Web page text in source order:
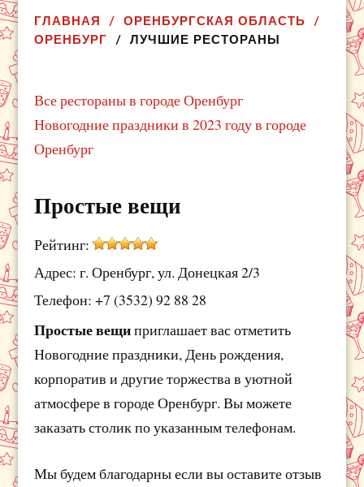
ГЛАВНАЯ
ОРЕНБУРГСКАЯ ОБЛАСТЬ
ОРЕНБУРГ
ЛУЧШИЕ РЕСТОРАНЫ
Все рестораны в городе Оренбург
Новогодние праздники в 2023 году в городе
Оренбург
Простые вещи
Рейтинг:
Адрес: г. Оренбург, ул. Донецкая 2/3
Телефон: +7 (3532) 92 88 28
Простые вещиприглашает вас отметить
Новогодние праздники, День рождения,
корпоратив и другие торжества в уютной
атмосфере в городе Оренбург. Вы можете
заказать столик по указанным телефонам.
Мы будем благодарны если вы оставите отзыв